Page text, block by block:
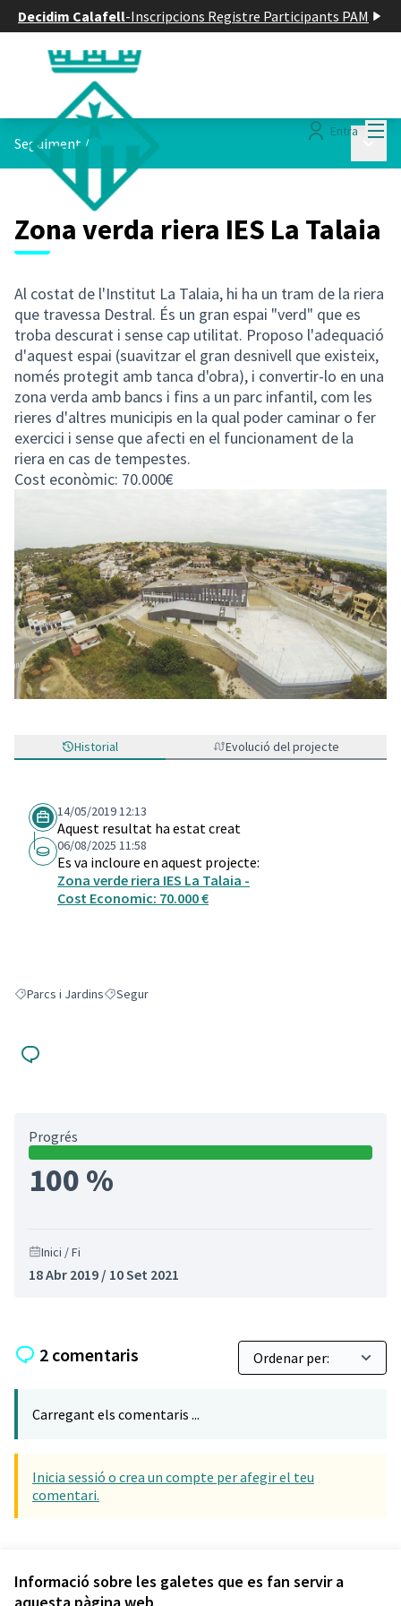
Informació sobre les galetes que es fan servir a
Decidim Calafell-Inscripcions Registre Participants PAM
Entra
Seguiment /
Zona verda riera IES La Talaia
Al costat de l'Institut La Talaia, hi ha un tram de la riera
que travessa Destral. És un gran espai "verd" que es
troba descurat i sense cap utilitat. Proposo l'adequació
d'aquest espai (suavitzar el gran desnivell que existeix,
només protegit amb tanca d'obra), i convertir-lo en una
zona verda amb bancs i fins a un parc infantil, com les
rieres d'altres municipis en la qual poder caminar o fer
exercici i sense que afecti en el funcionament de la
riera en cas de tempestes.
Cost econòmic: 70.000€
Historial Evolució del projecte
14/05/2019 12:13
Aquest resultat ha estat creat
06/08/2025 11:58
Es va incloure en aquest projecte:
Zona verde riera IES La Talaia -
Cost Economic: 70.000 €
Resultats en filtrar per: Parcs i Jardins
Parcs i JardinsResultats en filtrar per: Segur
Segur
Progrés
100 %
Inici / Fi
18 Abr 2019 / 10 Set 2021
2 comentaris
Carregant els comentaris ...
Inicia sessió o crea un compte per afegir el teu
comentari.
Versió 4(de 4) veure altres versions